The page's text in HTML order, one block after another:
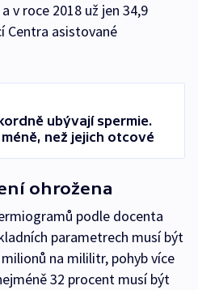
v roce 2018 už jen 34,9
Centra asistované
ubývají spermie.
než jejich otcové
ohrožena
podle docenta
parametrech musí být
na mililitr, pohyb více
32 procent musí být